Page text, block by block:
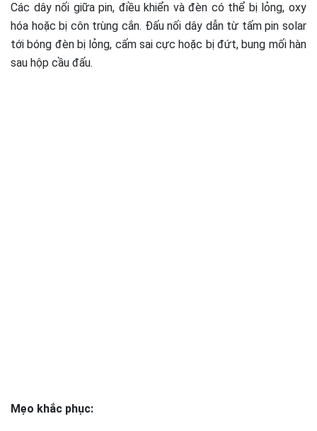
Các dây nối giữa pin, điều khiển và đèn có thể bị lỏng, oxy
hóa hoặc bị côn trùng cắn. Đấu nối dây dẫn từ tấm pin solar
tới bóng đèn bị lỏng, cấm sai cực hoặc bị đứt, bung mối hàn
sau hộp cầu đấu.
Mẹo khắc phục: